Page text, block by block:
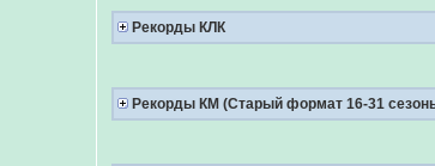
Рекорды КЛК
Рекорды КМ (Старый формат 16-31